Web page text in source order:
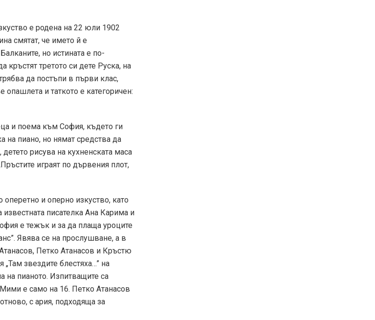
е родена на 22 юли 1902
смятат, че името й е
но истината е по-
третото си дете Руска, на
да постъпи в първи клас,
и таткото е категоричен:
и поема към София, където ги
пиано, но нямат средства да
рисува на кухненската маса
играят по дървения плот,
и оперно изкуство, като
писателка Ана Карима и
е тежък и за да плаща уроците
Явява се на прослушване, а в
Петко Атанасов и Кръстю
звездите блестяха…” на
на пианото. Изпитващите са
Мими е само на 16. Петко Атанасов
с ария, подходяща за